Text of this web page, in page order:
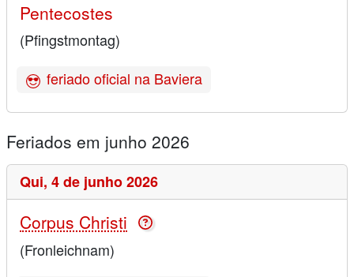
Pentecostes
(Pfingstmontag)
feriado oficial na Baviera
Feriados em junho 2026
Qui, 4 de junho 2026
Corpus Christi
(Fronleichnam)